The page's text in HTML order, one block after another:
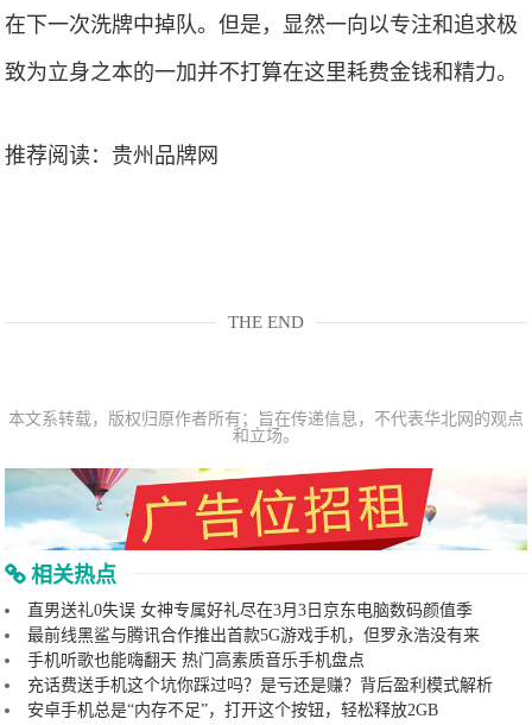
在下一次洗牌中掉队。但是，显然一向以专注和追求极
致为立身之本的一加并不打算在这里耗费金钱和精力。
推荐阅读： 贵州品牌网
THE END
本文系转载，版权归原作者所有；旨在传递信息，不代表华北网的观点
和立场。
相关热点
直男送礼0失误 女神专属好礼尽在3月3日京东电脑数码颜值季
最前线黑鲨与腾讯合作推出首款5G游戏手机，但罗永浩没有来
手机听歌也能嗨翻天 热门高素质音乐手机盘点
充话费送手机这个坑你踩过吗？是亏还是赚？背后盈利模式解析
安卓手机总是“内存不足”，打开这个按钮，轻松释放2GB